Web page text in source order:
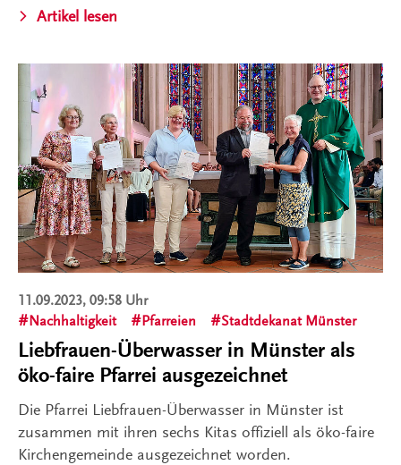
Artikel lesen
11.09.2023, 09:58 Uhr
Nachhaltigkeit
Pfarreien Stadtdekanat Münster
Liebfrauen-Überwasser in Münster als
öko-faire Pfarrei ausgezeichnet
Die Pfarrei Liebfrauen-Überwasser in Münster ist
zusammen mit ihren sechs Kitas offiziell als öko-faire
Kirchengemeinde ausgezeichnet worden.